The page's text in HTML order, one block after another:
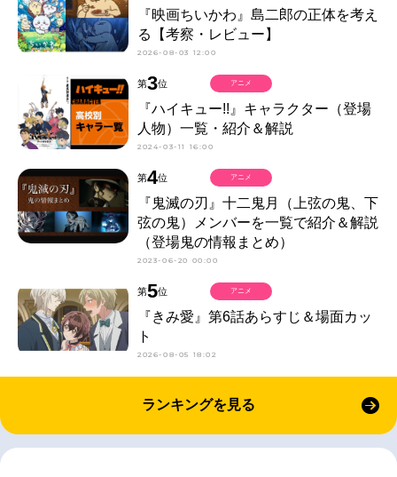
『映画ちいかわ』島二郎の正体を考え
る【考察・レビュー】
2026-08-03 12:00
第3位
『ハイキュー!!』キャラクター（登場
人物）一覧・紹介＆解説
2024-03-11 16:00
アニメ
第4位
『鬼滅の刃』十二鬼月（上弦の鬼、下
弦の鬼）メンバーを一覧で紹介＆解説
（登場鬼の情報まとめ）
2023-06-20 00:00
アニメ
第5位
『きみ愛』第6話あらすじ＆場面カッ
ト
2026-08-05 18:02
アニメ
ランキングを見る